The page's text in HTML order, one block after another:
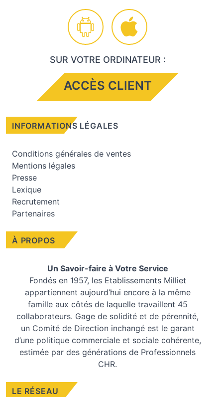
À PROPOS
Un Savoir-faire à Votre Service
Fondés en 1957, les Etablissements Milliet
appartiennent aujourd’hui encore à la même
famille aux côtés de laquelle travaillent 45
collaborateurs. Gage de solidité et de pérennité,
un Comité de Direction inchangé est le garant
d’une politique commerciale et sociale cohérente,
estimée par des générations de Professionnels
CHR.
LE RÉSEAU
SUR VOTRE ORDINATEUR :
ACCÈS CLIENT
INFORMATIONS LÉGALES
Conditions générales de ventes
Mentions légales
Presse
Lexique
Recrutement
Partenaires